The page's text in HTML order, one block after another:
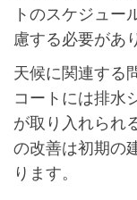
トのスケジュー
慮する必要があ
天候に関連する
コートには排水
が取り入れられ
の改善は初期の
ります。